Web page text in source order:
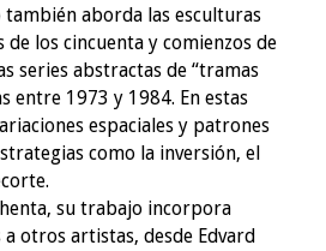
aborda las esculturas
los cincuenta y comienzos de
series abstractas de “tramas
entre 1973 y 1984. En estas
espaciales y patrones
como la inversión, el
su trabajo incorpora
otros artistas, desde Edvard